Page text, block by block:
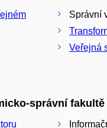
Správní
Veřejná
správní fakultě